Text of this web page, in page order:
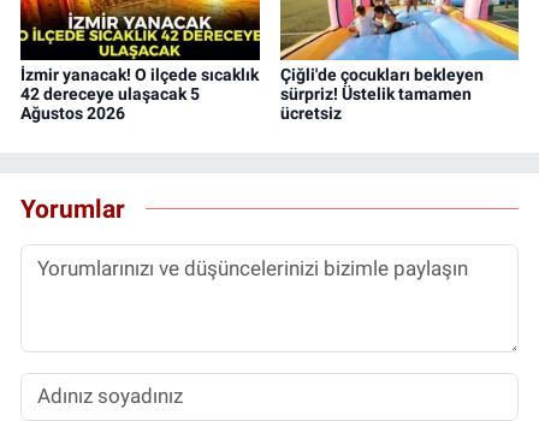
İzmir yanacak! O ilçede sıcaklık
42 dereceye ulaşacak 5
Ağustos 2026
Çiğli'de çocukları bekleyen
sürpriz! Üstelik tamamen
ücretsiz
Yorumlar